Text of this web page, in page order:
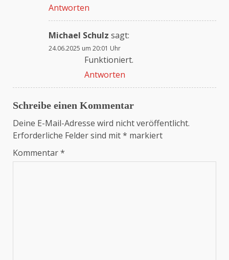
Anti-Spam von CleanTalk
Antworten
Michael Schulz sagt:
24.06.2025 um 20:01 Uhr
Funktioniert.
Antworten
Schreibe einen Kommentar
Deine E-Mail-Adresse wird nicht veröffentlicht.
Erforderliche Felder sind mit* markiert
Kommentar*